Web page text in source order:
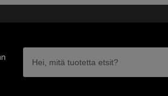
Hei, mitä tuotetta etsit?